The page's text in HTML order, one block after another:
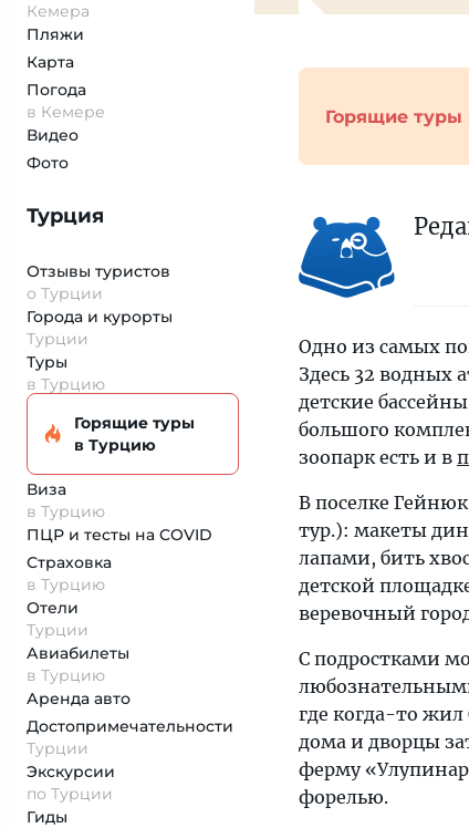
Кемера
Пляжи
Карта
Погода
в Кемере
Видео
Фото
Турция
Отзывы туристов
о Турции
Города и курорты
Турции
Туры
в Турцию
Горящие туры
в Турцию
Виза
в Турцию
ПЦР и тесты на COVID
Страховка
в Турцию
Отели
Турции
Авиабилеты
в Турцию
Аренда авто
Достопримеча­тельности
Турции
Экскурсии
по Турции
Гиды
Горящие туры
Одно из самых
Здесь 32 водных
детские
большого
зоопарк есть и в
В поселке
тур.): макеты
лапами, бить
детской
веревочный
С подростками
где когда-то жил
дома и дворцы
ферму
форелью.